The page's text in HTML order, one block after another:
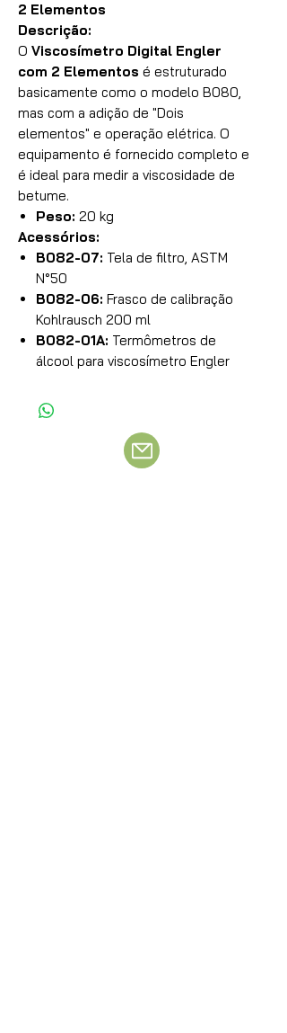
2 Elementos
Descrição:
O Viscosímetro Digital Engler
com 2 Elementos é estruturado
basicamente como o modelo B080,
mas com a adição de "Dois
elementos" e operação elétrica. O
equipamento é fornecido completo e
é ideal para medir a viscosidade de
betume.
Peso: 20 kg
Acessórios:
B082-07: Tela de filtro, ASTM
N°50
B082-06: Frasco de calibração
Kohlrausch 200 ml
B082-01A: Termômetros de
álcool para viscosímetro Engler